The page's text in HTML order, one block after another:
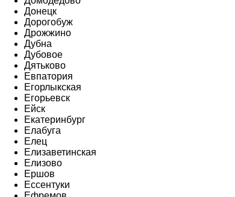
Донецк
Дорогобуж
Дрожжино
Дубна
Дубовое
Дятьково
Евпатория
Егорлыкская
Егорьевск
Ейск
Екатеринбург
Елабуга
Елец
Елизаветинская
Елизово
Ершов
Ессентуки